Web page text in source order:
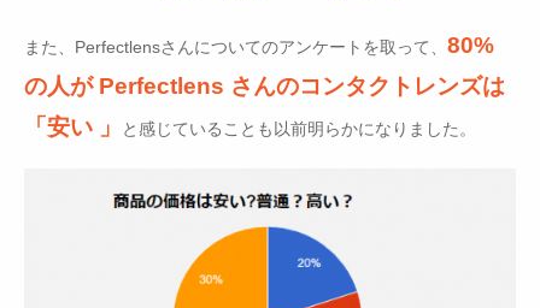
また、Perfectlensさんについてのアンケートを取って、 80%
の人が Perfectlens さんのコンタクトレンズは
「安い 」
と感じていることも以前明らかになりました。